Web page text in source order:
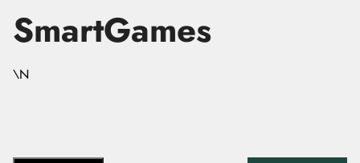
SmartGames
\N